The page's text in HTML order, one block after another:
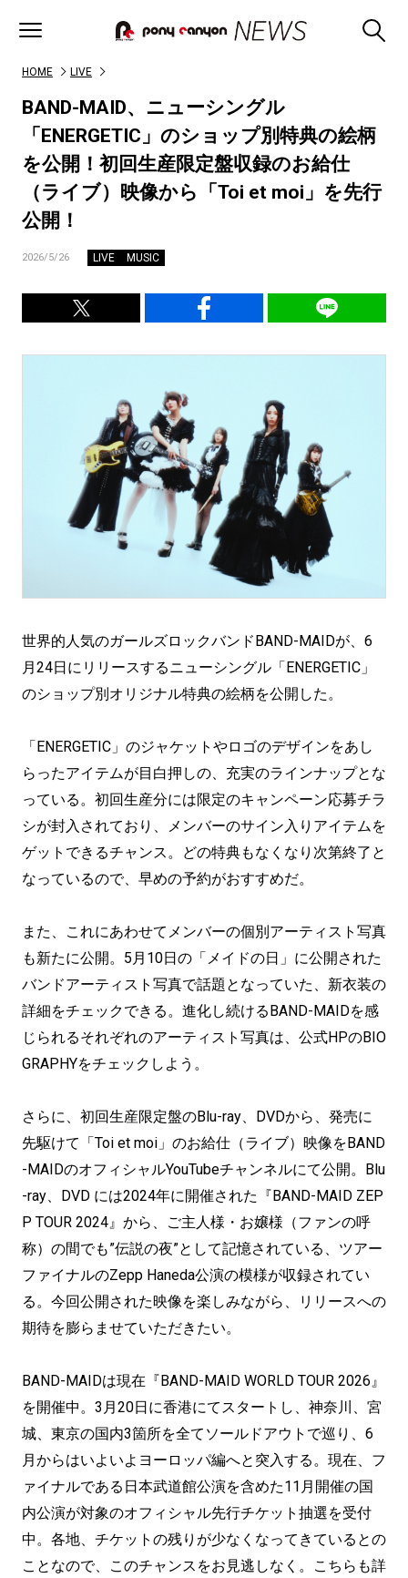
HOME LIVE
BAND-MAID、ニューシングル
「ENERGETIC」のショップ別特典の絵柄
を公開！初回生産限定盤収録のお給仕
（ライブ）映像から「Toi et moi」を先行
公開！
2026/5/26 LIVE MUSIC
世界的人気のガールズロックバンドBAND-MAIDが、6
月24日にリリースするニューシングル「ENERGETIC」
のショップ別オリジナル特典の絵柄を公開した。
「ENERGETIC」のジャケットやロゴのデザインをあし
らったアイテムが目白押しの、充実のラインナップとな
っている。初回生産分には限定のキャンペーン応募チラ
シが封入されており、メンバーのサイン入りアイテムを
ゲットできるチャンス。どの特典もなくなり次第終了と
なっているので、早めの予約がおすすめだ。
また、これにあわせてメンバーの個別アーティスト写真
も新たに公開。5月10日の「メイドの日」に公開された
バンドアーティスト写真で話題となっていた、新衣装の
詳細をチェックできる。進化し続けるBAND-MAIDを感
じられるそれぞれのアーティスト写真は、公式HPのBIO
GRAPHYをチェックしよう。
さらに、初回生産限定盤のBlu-ray、DVDから、発売に
先駆けて「Toi et moi」のお給仕（ライブ）映像をBAND
-MAIDのオフィシャルYouTubeチャンネルにて公開。Blu
-ray、DVD には2024年に開催された『BAND-MAID ZEP
P TOUR 2024』から、ご主人様・お嬢様（ファンの呼
称）の間でも”伝説の夜”として記憶されている、ツアー
ファイナルのZepp Haneda公演の模様が収録されてい
る。今回公開された映像を楽しみながら、リリースへの
期待を膨らませていただきたい。
BAND-MAIDは現在『BAND-MAID WORLD TOUR 2026』
を開催中。3月20日に香港にてスタートし、神奈川、宮
城、東京の国内3箇所を全てソールドアウトで巡り、6
月からはいよいよヨーロッパ編へと突入する。現在、フ
ァイナルである日本武道館公演を含めた11月開催の国
内公演が対象のオフィシャル先行チケット抽選を受付
中。各地、チケットの残りが少なくなってきているとの
ことなので、このチャンスをお見逃しなく。こちらも詳